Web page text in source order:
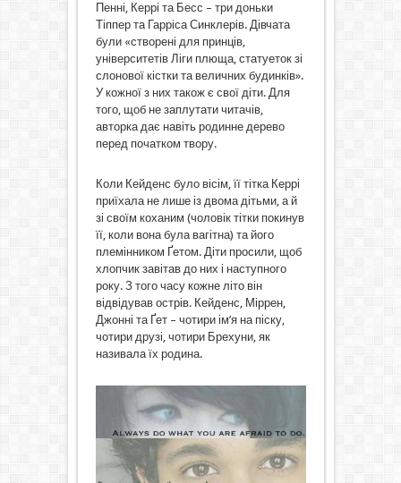
Пенні, Керрі та Бесс – три доньки
Тіппер та Гарріса Синклерів. Дівчата
були «створені для принців,
університетів Ліги плюща, статуеток зі
слонової кістки та величних будинків».
У кожної з них також є свої діти. Для
того, щоб не заплутати читачів,
авторка дає навіть родинне дерево
перед початком твору.
Коли Кейденс було вісім, її тітка Керрі
приїхала не лише із двома дітьми, а й
зі своїм коханим (чоловік тітки покинув
її, коли вона була вагітна) та його
племінником Ґетом. Діти просили, щоб
хлопчик завітав до них і наступного
року. З того часу кожне літо він
відвідував острів. Кейденс, Міррен,
Джонні та Ґет – чотири ім’я на піску,
чотири друзі, чотири Брехуни, як
називала їх родина.